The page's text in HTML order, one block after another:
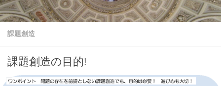
課題創造
課題創造の目的!